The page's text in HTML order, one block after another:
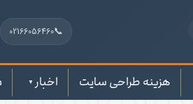
📞
02166056460
هزینه طراحی سایت اخبار